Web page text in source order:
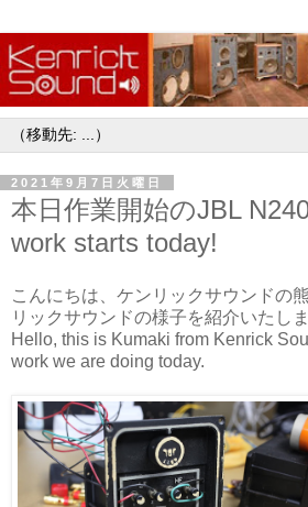
2021年9月7日火曜日
本日作業開始のJBL
work starts today!
こんにちは、ケンリックサウンドの
リックサウンドの様子を紹介いたしま
Hello, this is Kumaki from Kenrick
work we are doing today.